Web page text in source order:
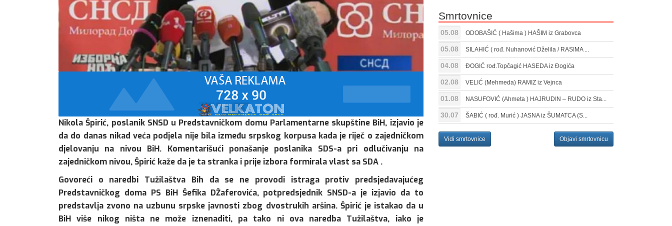
Nikola Špirić, poslanik SNSD u Predstavničkom domu Parlamentarne skupštine BiH, izjavio je
da do danas nikad veća podjela nije bila između srpskog korpusa kada je riječ o zajedničkom
djelovanju na nivou BiH. Komentarišući ponašanje poslanika SDS-a pri odlučivanju na
zajedničkom nivou, Špirić kaže da je ta stranka i prije izbora formirala vlast sa SDA .
Govoreći o naredbi Tužilaštva Bih da se ne provodi istraga protiv predsjedavajućeg
Predstavničkog doma PS BiH Šefika DŽaferovića, potpredsjednik SNSD-a je izjavio da to
predstavlja zvono na uzbunu srpske javnosti zbog dvostrukih aršina. Špirić je istakao da u
BiH više nikog ništa ne može iznenaditi, pa tako ni ova naredba Tužilaštva, iako je
Smrtovnice
05.08 ODOBAŠIĆ ( Hašima ) HAŠIM iz Grabovca
05.08 SILAHIĆ ( rođ. Nuhanović Dželila / RASIMA ...
04.08 ĐOGIĆ rođ.Topčagić HASEDA iz Đogića
02.08 VELIĆ (Mehmeda) RAMIZ iz Vejnca
01.08 NASUFOVIĆ (Ahmeta ) HAJRUDIN – RUDO iz Sta...
30.07 ŠABIĆ ( rođ. Murić ) JASNA iz ŠUMATCA (S...
Vidi smrtovnice Objavi smrtovnicu